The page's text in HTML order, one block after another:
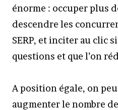
énorme : occuper plus
descendre les
SERP, et inciter au clic
questions et que l’on
A position égale, on
augmenter le nombre